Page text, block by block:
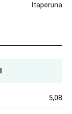
Itaperuna
5,08